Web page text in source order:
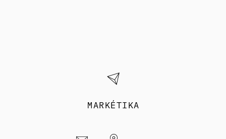
MARKÉTIKA